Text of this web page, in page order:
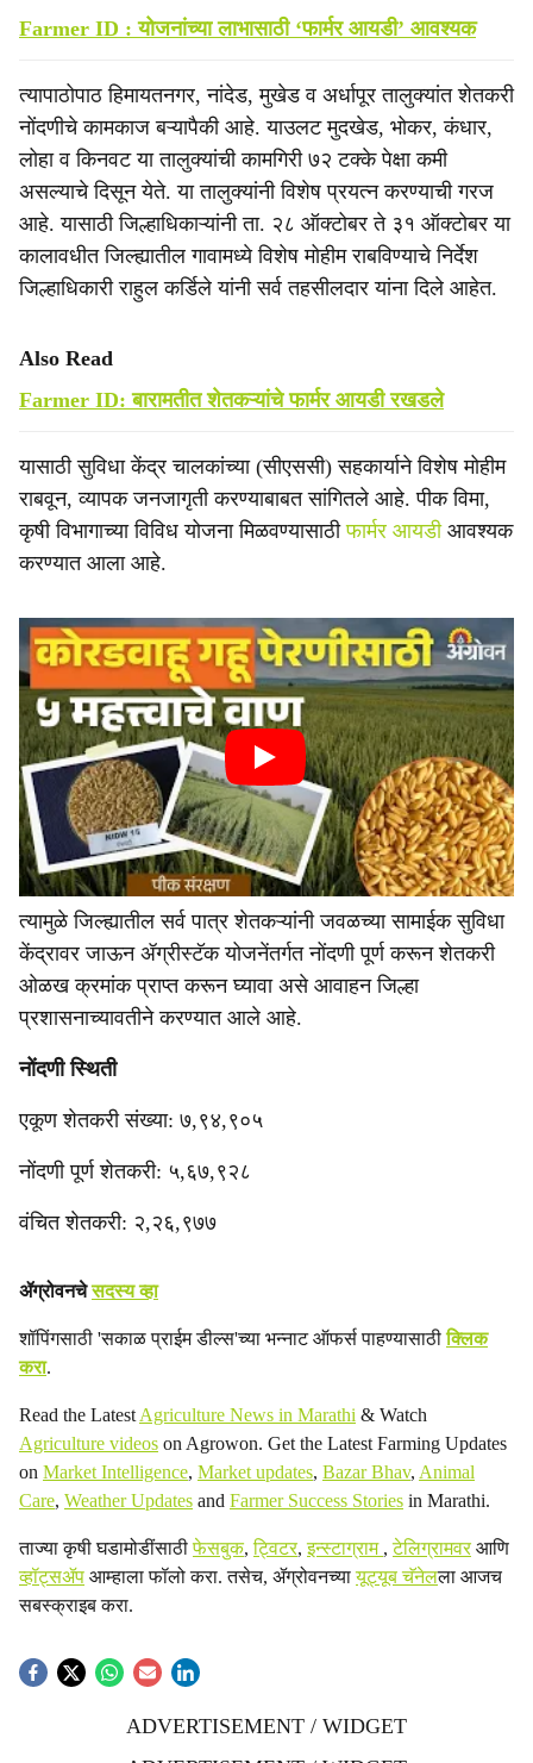
Farmer ID : योजनांच्या लाभासाठी ‘फार्मर आयडी’ आवश्यक
त्यापाठोपाठ हिमायतनगर, नांदेड, मुखेड व अर्धापूर तालुक्यांत शेतकरी
नोंदणीचे कामकाज बऱ्यापैकी आहे. याउलट मुदखेड, भोकर, कंधार,
लोहा व किनवट या तालुक्यांची कामगिरी ७२ टक्के पेक्षा कमी
असल्याचे दिसून येते. या तालुक्यांनी विशेष प्रयत्न करण्याची गरज
आहे. यासाठी जिल्हाधिकाऱ्यांनी ता. २८ ऑक्टोबर ते ३१ ऑक्टोबर या
कालावधीत जिल्ह्यातील गावामध्ये विशेष मोहीम राबविण्याचे निर्देश
जिल्हाधिकारी राहुल कर्डिले यांनी सर्व तहसीलदार यांना दिले आहेत.
Also Read
Farmer ID: बारामतीत शेतकऱ्यांचे फार्मर आयडी रखडले
यासाठी सुविधा केंद्र चालकांच्या (सीएससी) सहकार्याने विशेष मोहीम
राबवून, व्यापक जनजागृती करण्याबाबत सांगितले आहे. पीक विमा,
कृषी विभागाच्या विविध योजना मिळवण्यासाठीफार्मर आयडी आवश्यक
करण्यात आला आहे.
त्यामुळे जिल्ह्यातील सर्व पात्र शेतकऱ्यांनी जवळच्या सामाईक सुविधा
केंद्रावर जाऊन ॲग्रीस्टॅक योजनेंतर्गत नोंदणी पूर्ण करून शेतकरी
ओळख क्रमांक प्राप्त करून घ्यावा असे आवाहन जिल्हा
प्रशासनाच्यावतीने करण्यात आले आहे.
नोंदणी स्‍थिती
एकूण शेतकरी संख्या: ७,९४,९०५
नोंदणी पूर्ण शेतकरी: ५,६७,९२८
वंचित शेतकरी: २,२६,९७७
ॲग्रोवनचेसदस्य व्हा
शॉपिंगसाठी 'सकाळ प्राईम डील्स'च्या भन्नाट ऑफर्स पाहण्यासाठीक्लिक
करा.
Read the Latest Agriculture News in Marathi & Watch
Agriculture videos on Agrowon. Get the Latest Farming Updates
on Market Intelligence, Market updates, Bazar Bhav, Animal
Care, Weather Updates and Farmer Success Stories in Marathi.
ताज्या कृषी घडामोडींसाठीफेसबुक,ट्विटर,इन्स्टाग्राम ,टेलिग्रामवरआणि
व्हॉट्सॲप आम्हाला फॉलो करा. तसेच, ॲग्रोवनच्यायूट्यूब चॅनेलला आजच
सबस्क्राइब करा.
ADVERTISEMENT / WIDGET